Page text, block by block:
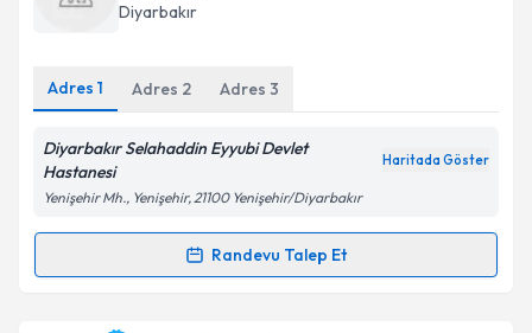
Diyarbakır
Adres 1 Adres 2 Adres 3
Diyarbakır Selahaddin Eyyubi Devlet
Hastanesi
Haritada Göster
Yenişehir Mh., Yenişehir, 21100 Yenişehir/Diyarbakır
Randevu Talep Et
Randevu Takvimi Talebi